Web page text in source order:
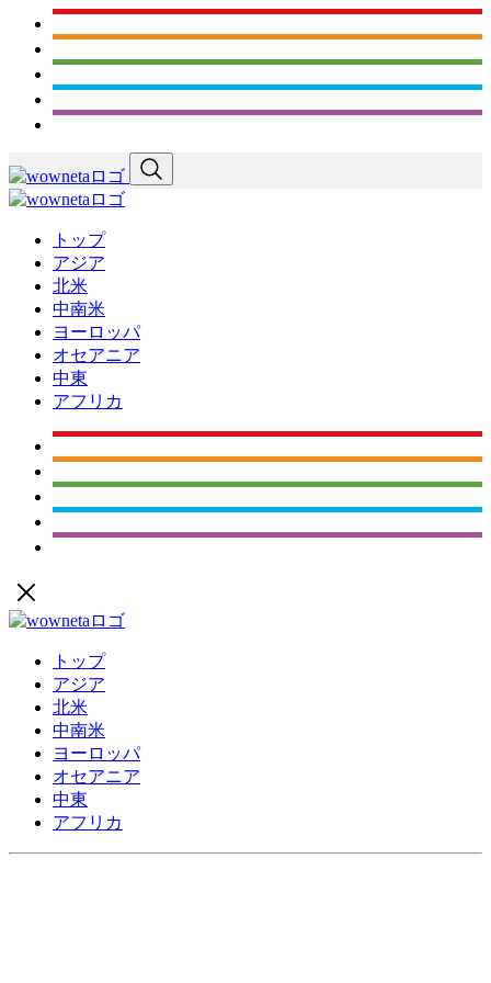
トップ
アジア
北米
中南米
ヨーロッパ
オセアニア
中東
アフリカ
トップ
アジア
北米
中南米
ヨーロッパ
オセアニア
中東
アフリカ